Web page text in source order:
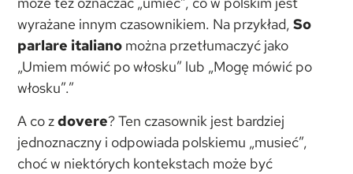
wyrażane innym czasownikiem. Na przykład,So
parlare italiano można przetłumaczyć jako
„Umiem mówić po włosku” lub „Mogę mówić po
włosku”.”
A co zdovere? Ten czasownik jest bardziej
jednoznaczny i odpowiada polskiemu „musieć”,
choć w niektórych kontekstach może być